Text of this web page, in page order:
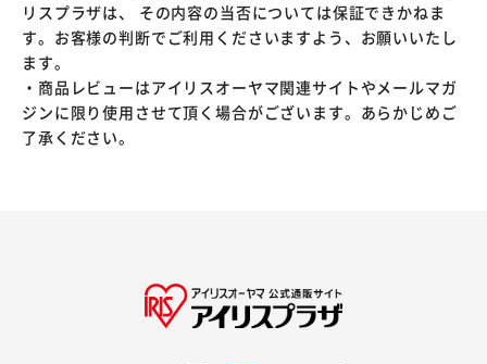
リスプラザは、 その内容の当否については保証できかねま
す。お客様の判断でご利用くださいますよう、お願いいたし
ます。
・商品レビューはアイリスオーヤマ関連サイトやメールマガ
ジンに限り使用させて頂く場合がございます。あらかじめご
了承ください。